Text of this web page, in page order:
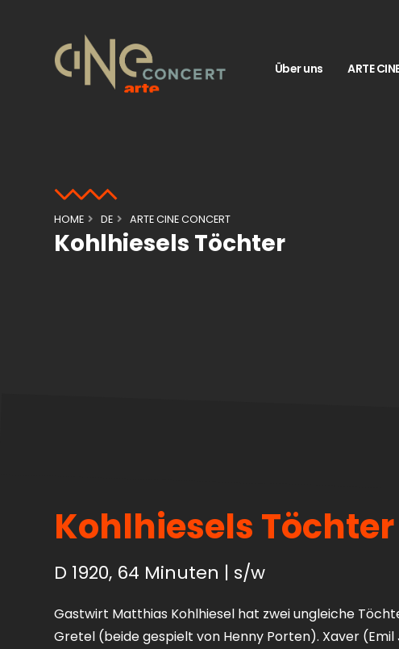
Über uns ARTE
HOME DE ARTE CINE CONCERT
Kohlhiesels Töchter
Kohlhiesels Töchter
D 1920, 64 Minuten | s/w
Gastwirt Matthias Kohlhiesel hat zwei ungleiche
Gretel (beide gespielt von Henny Porten). Xaver